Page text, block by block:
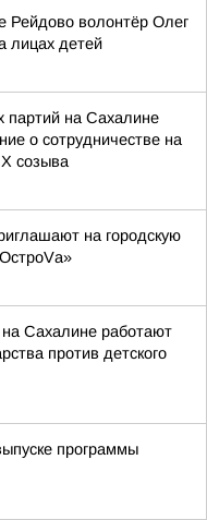
Рейдово волонтёр Олег
лицах детей
партий на Сахалине
о сотрудничестве на
созыва
на городскую
Сахалине работают
против детского
программы